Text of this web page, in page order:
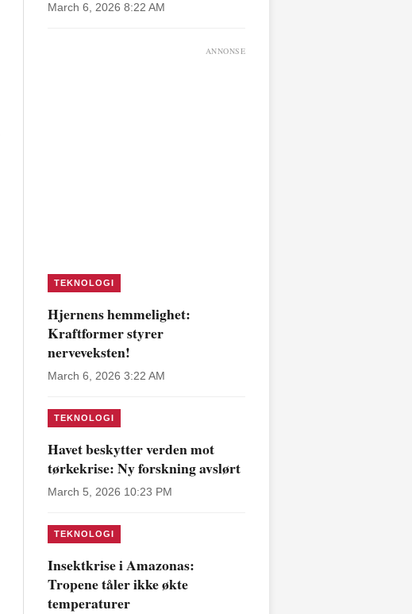
March 6, 2026 8:22 AM
ANNONSE
TEKNOLOGI
Hjernens hemmelighet:
Kraftformer styrer
nerveveksten!
March 6, 2026 3:22 AM
TEKNOLOGI
Havet beskytter verden mot
tørkekrise: Ny forskning avslørt
March 5, 2026 10:23 PM
TEKNOLOGI
Insektkrise i Amazonas:
Tropene tåler ikke økte
temperaturer